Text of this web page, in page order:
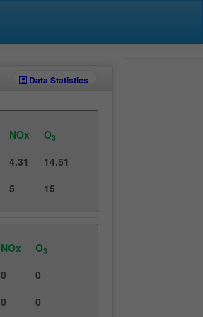
Data Statistics
NOx O3
4.31
14.51
5 15
NOx O3
0
0
0 0